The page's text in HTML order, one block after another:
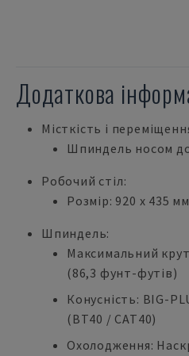
Додаткова
Місткість і
Шпиндель носом
Робочий стіл:
Розмір: 920 x 435
Шпиндель:
Максимальний
(86,3 фунт-футів)
Конусність: BIG-
(BT40 / CAT40)
Охолодження: